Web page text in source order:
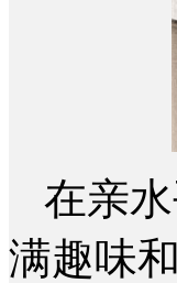
在亲
满趣味